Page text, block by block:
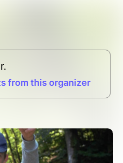
from this organizer